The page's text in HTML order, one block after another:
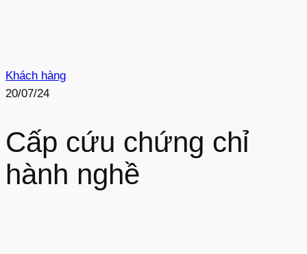
Khách hàng
20/07/24
Cấp cứu chứng chỉ
hành nghề